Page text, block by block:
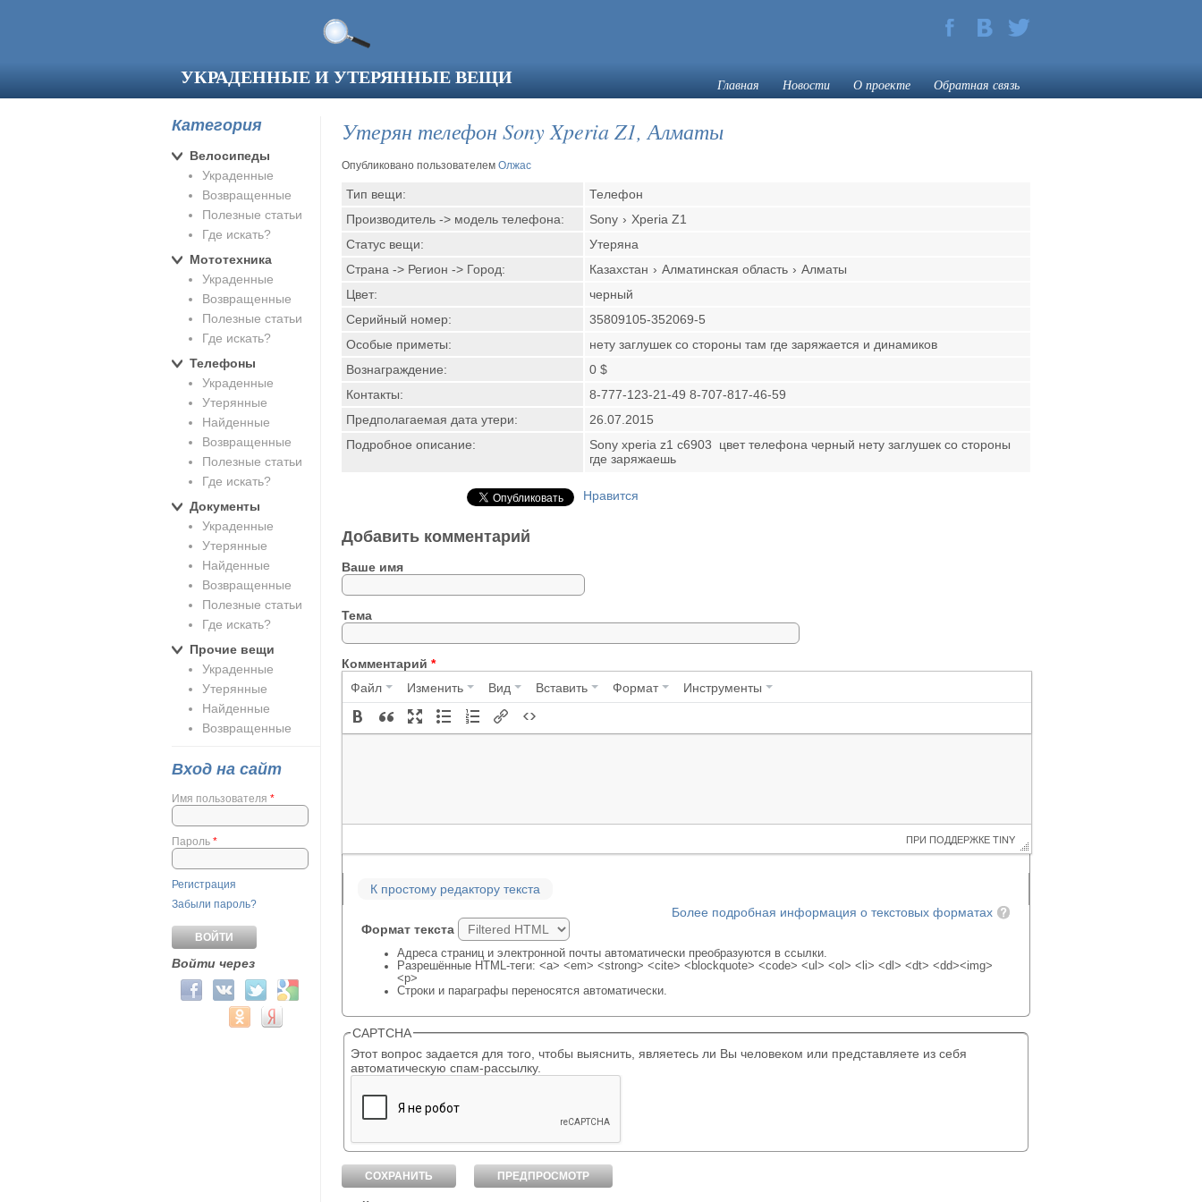
УКРАДЕННЫЕ И УТЕРЯННЫЕ ВЕЩИ Главная Новости О проекте Обратная связь
Утерян телефон Sony Xperia Z1, Алматы
Опубликовано пользователем Олжас
Тип вещи:
Телефон
Производитель -> модель телефона:
Sony › Xperia Z1
Статус вещи:
Утеряна
Страна -> Регион -> Город:
Казахстан › Алматинская область › Алматы
Цвет:
черный
Серийный номер:
35809105-352069-5
Особые приметы:
нету заглушек со стороны там где заряжается и динамиков
Вознаграждение:
0 $
Контакты:
8-777-123-21-49 8-707-817-46-59
Предполагаемая дата утери:
26.07.2015
Подробное описание:
Sony xperia z1 c6903 цвет телефона черный нету заглушек со стороны
где заряжаешь
Нравится
Добавить комментарий
Ваше имя
Тема
Комментарий *
Файл Изменить Вид Вставить Формат Инструменты
ПРИ ПОДДЕРЖКЕ TINY
К простому редактору текста
Более подробная информация о текстовых форматах
Формат текста
Адреса страниц и электронной почты автоматически преобразуются в ссылки.
Разрешённые HTML-теги: <a> <em> <strong> <cite> <blockquote> <code> <ul> <ol> <li> <dl> <dt> <dd><img>
<p>
Строки и параграфы переносятся автоматически.
CAPTCHA
Этот вопрос задается для того, чтобы выяснить, являетесь ли Вы человеком или представляете из себя
автоматическую спам-рассылку.
Категория
Велосипеды
Украденные
Возвращенные
Полезные статьи
Где искать?
Мототехника
Украденные
Возвращенные
Полезные статьи
Где искать?
Телефоны
Украденные
Утерянные
Найденные
Возвращенные
Полезные статьи
Где искать?
Документы
Украденные
Утерянные
Найденные
Возвращенные
Полезные статьи
Где искать?
Прочие вещи
Украденные
Утерянные
Найденные
Возвращенные
Вход на сайт
Имя пользователя *
Пароль *
Регистрация
Забыли пароль?
Войти через
Login with Facebook
Login with ВКонтакте
Login with Twitter
Login with Google
Login with Mail.ru
Login with Одноклассники
Login with Яндекс